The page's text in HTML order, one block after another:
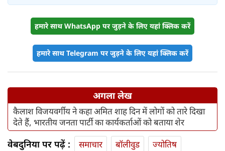
हमारे साथ WhatsApp पर जुड़ने के लिए यहां क्लिक करें
हमारे साथ Telegram पर जुड़ने के लिए यहां क्लिक करें
अगला लेख
कैलाश विजयवर्गीय ने कहा अमित शाह दिन में लोगों को तारे दिखा
देते हैं, भारतीय जनता पार्टी का कार्यकर्ताओं को बताया शेर
वेबदुनिया पर पढ़ें : समाचार बॉलीवुड
ज्योतिष